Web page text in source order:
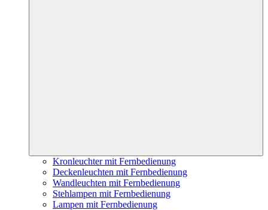
Kronleuchter mit Fernbedienung
Deckenleuchten mit Fernbedienung
Wandleuchten mit Fernbedienung
Stehlampen mit Fernbedienung
Lampen mit Fernbedienung